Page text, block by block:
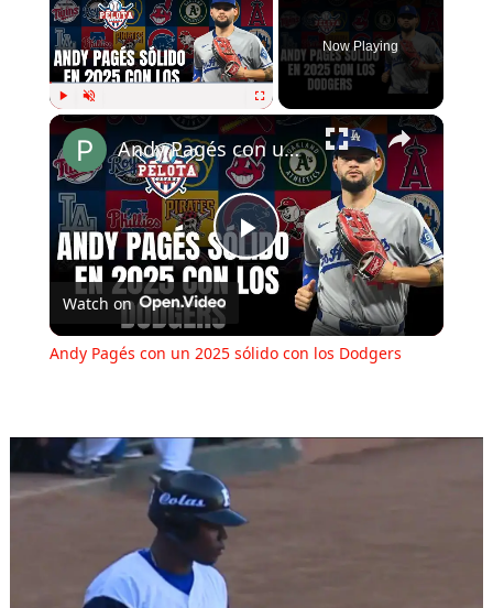
Play Unmute Fullscreen
Now Playing
Play
Video
Andy Pagés con un 2025 sólido con los Dodgers
Watch on
Andy Pagés con un 2025 sólido con los Dodgers